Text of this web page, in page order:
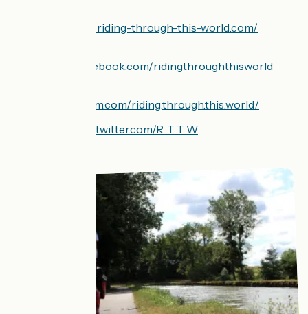
http://riding-through-this-world.com/
https://www.facebook.com/ridingthroughthisworld
https://instagram.com/riding.through.this.world/
https://twitter.com/R_T_T_W